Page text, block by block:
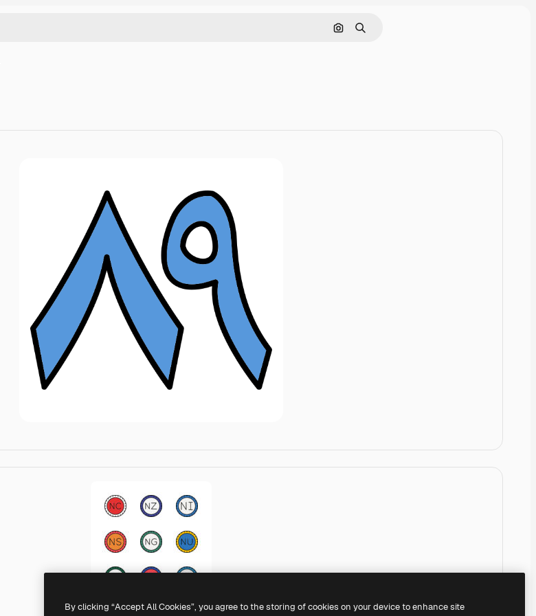
Szukaj według obrazu
Szukaj
Generic color lineal-color
By clicking “Accept All Cookies”, you agree to the storing of cookies on your device to enhance site